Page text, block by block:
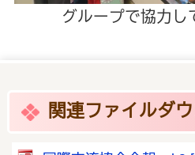
グループで
関連ファイルダ